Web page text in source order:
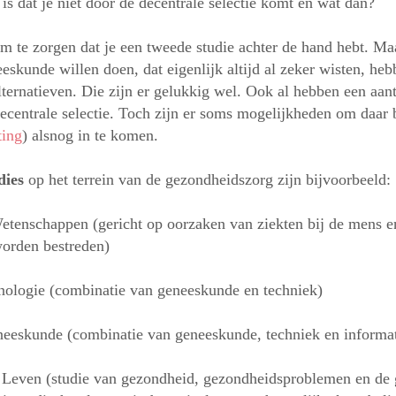
te zorgen dat je een tweede studie achter de hand hebt.
willen doen, dat eigenlijk altijd al zeker wisten,
Die zijn er gelukkig wel. Ook al hebben een
selectie. Toch zijn er soms mogelijkheden om daar
) alsnog in te komen.
op het terrein van de gezondheidszorg zijn bijvoorbeeld:
(gericht op oorzaken van ziekten bij de mens
bestreden)
(combinatie van geneeskunde en techniek)
(combinatie van geneeskunde, techniek en
(studie van gezondheid, gezondheidsproblemen en de